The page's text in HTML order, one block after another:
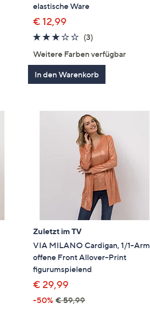
elastische Ware
€ 12,99
2.7
5
(3)
Weitere Farben verfügbar
In den Warenkorb
Zuletzt im TV
VIA MILANO Cardigan, 1/1-Arm
offene Front Allover-Print
figurumspielend
€ 29,99
-50% € 59,99